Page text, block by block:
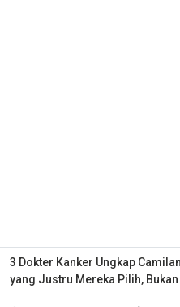
3 Dokter Kanker Ungkap
yang Justru Mereka Pilih,